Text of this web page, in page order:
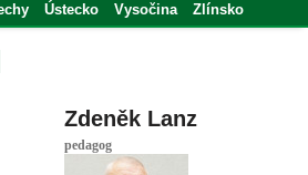
Ústecko Vysočina Zlínsko
Zdeněk Lanz
pedagog